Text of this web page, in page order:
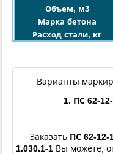
Объем, м3
Марка бетона
Расход стали, кг
Варианты
1. ПС 62-
Заказать ПС 62-12-
1.030.1-1 Вы можете,